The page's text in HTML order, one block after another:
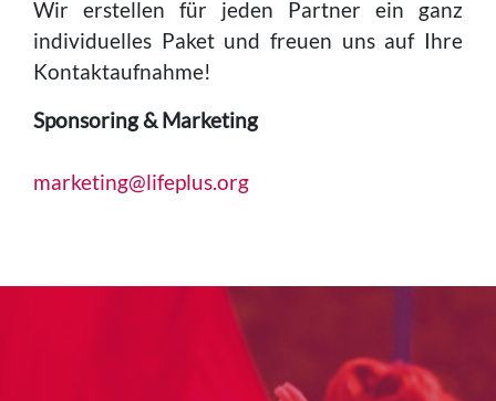
Wir erstellen für jeden Partner ein ganz
individuelles Paket und freuen uns auf Ihre
Kontaktaufnahme!
Sponsoring & Marketing
marketing@lifeplus.org